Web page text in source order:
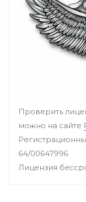
Проверить
можно на сайте
64/00647996
Лицензия